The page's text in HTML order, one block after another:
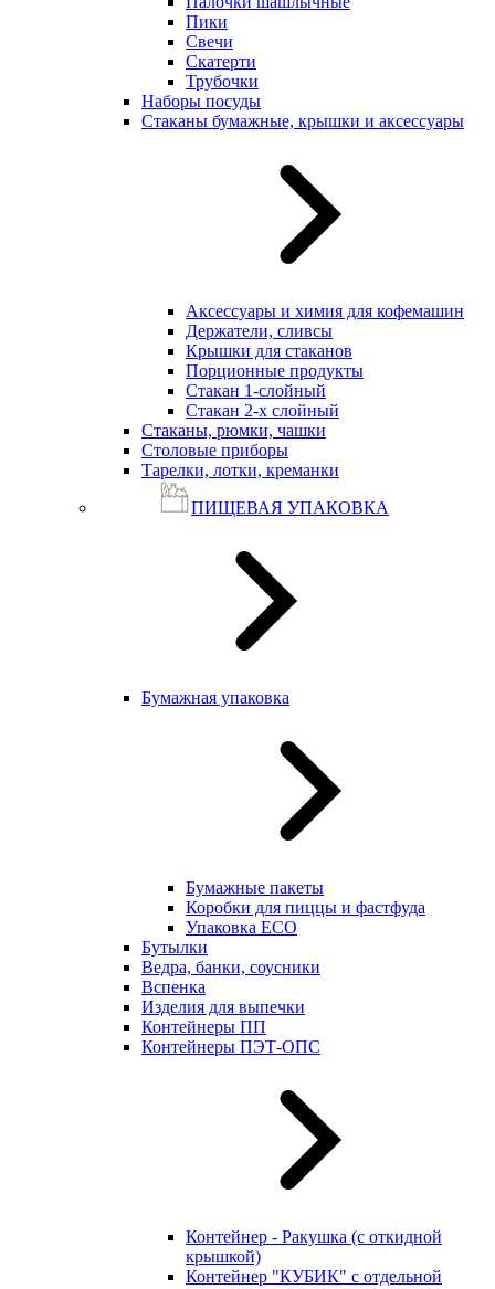
Пики
Свечи
Скатерти
Трубочки
Наборы посуды
Стаканы бумажные, крышки и аксессуары
Аксессуары и химия для кофемашин
Держатели, сливсы
Крышки для стаканов
Порционные продукты
Стакан 1-слойный
Стакан 2-х слойный
Стаканы, рюмки, чашки
Столовые приборы
Тарелки, лотки, креманки
ПИЩЕВАЯ УПАКОВКА
Бумажная упаковка
Бумажные пакеты
Коробки для пиццы и фастфуда
Упаковка ECO
Бутылки
Ведра, банки, соусники
Вспенка
Изделия для выпечки
Контейнеры ПП
Контейнеры ПЭТ-ОПС
Контейнер - Ракушка (с откидной
крышкой)
Контейнер "КУБИК" с отдельной